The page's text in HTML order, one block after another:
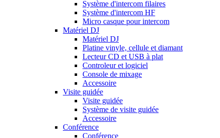
Système d'intercom filaires
Système d'intercom HF
Micro casque pour intercom
Matériel DJ
Matériel DJ
Platine vinyle, cellule et diamant
Lecteur CD et USB à plat
Controleur et logiciel
Console de mixage
Accessoire
Visite guidée
Visite guidée
Système de visite guidée
Accessoire
Conférence
Conférence